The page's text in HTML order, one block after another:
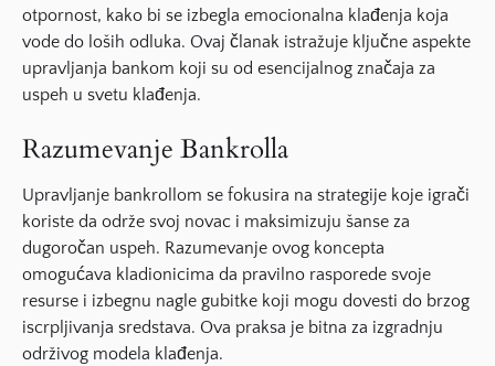
otpornost, kako bi se izbegla emocionalna klađenja koja
vode do loših odluka. Ovaj članak istražuje ključne aspekte
upravljanja bankom koji su od esencijalnog značaja za
uspeh u svetu klađenja.
Razumevanje Bankrolla
Upravljanje bankrollom se fokusira na strategije koje igrači
koriste da održe svoj novac i maksimizuju šanse za
dugoročan uspeh. Razumevanje ovog koncepta
omogućava kladionicima da pravilno rasporede svoje
resurse i izbegnu nagle gubitke koji mogu dovesti do brzog
iscrpljivanja sredstava. Ova praksa je bitna za izgradnju
održivog modela klađenja.